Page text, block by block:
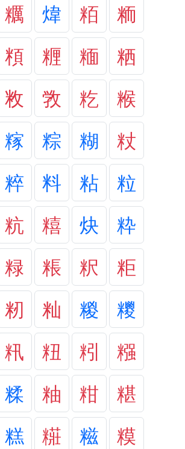
糲 煒 粨
粫
頪 糎 糆
粞
敉 敩 籺
糇
糘 粽 糊
粀
粹 料 粘
粒
粇 糦 炔
粋
粶 粻 粎
粔
籾 籼 糉
糭
籸 粈 粌
糨
糅 粙 粓
糂
糕 糚 糍
糢